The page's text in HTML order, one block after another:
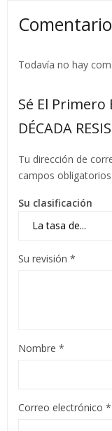
Todavía no hay
Sé El
DÉCADA
Tu dirección de
campos
Su clasificación
Su revisión *
Nombre *
Correo electrónico *